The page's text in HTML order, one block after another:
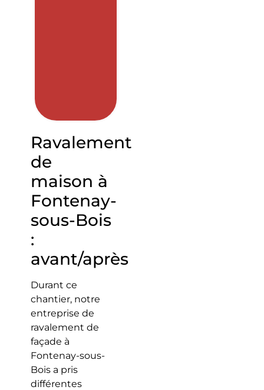
Ravalement
de
maison à
Fontenay-
sous-Bois
:
avant/après
Durant ce
chantier, notre
entreprise de
ravalement de
façade à
Fontenay-sous-
Bois a pris
différentes